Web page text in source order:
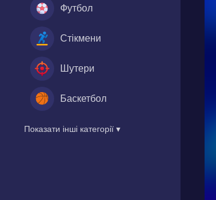
Футбол
Стікмени
Шутери
Баскетбол
Показати інші категорії ▾